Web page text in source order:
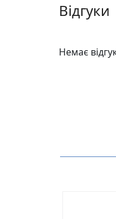
Відгуки
Немає
Модель